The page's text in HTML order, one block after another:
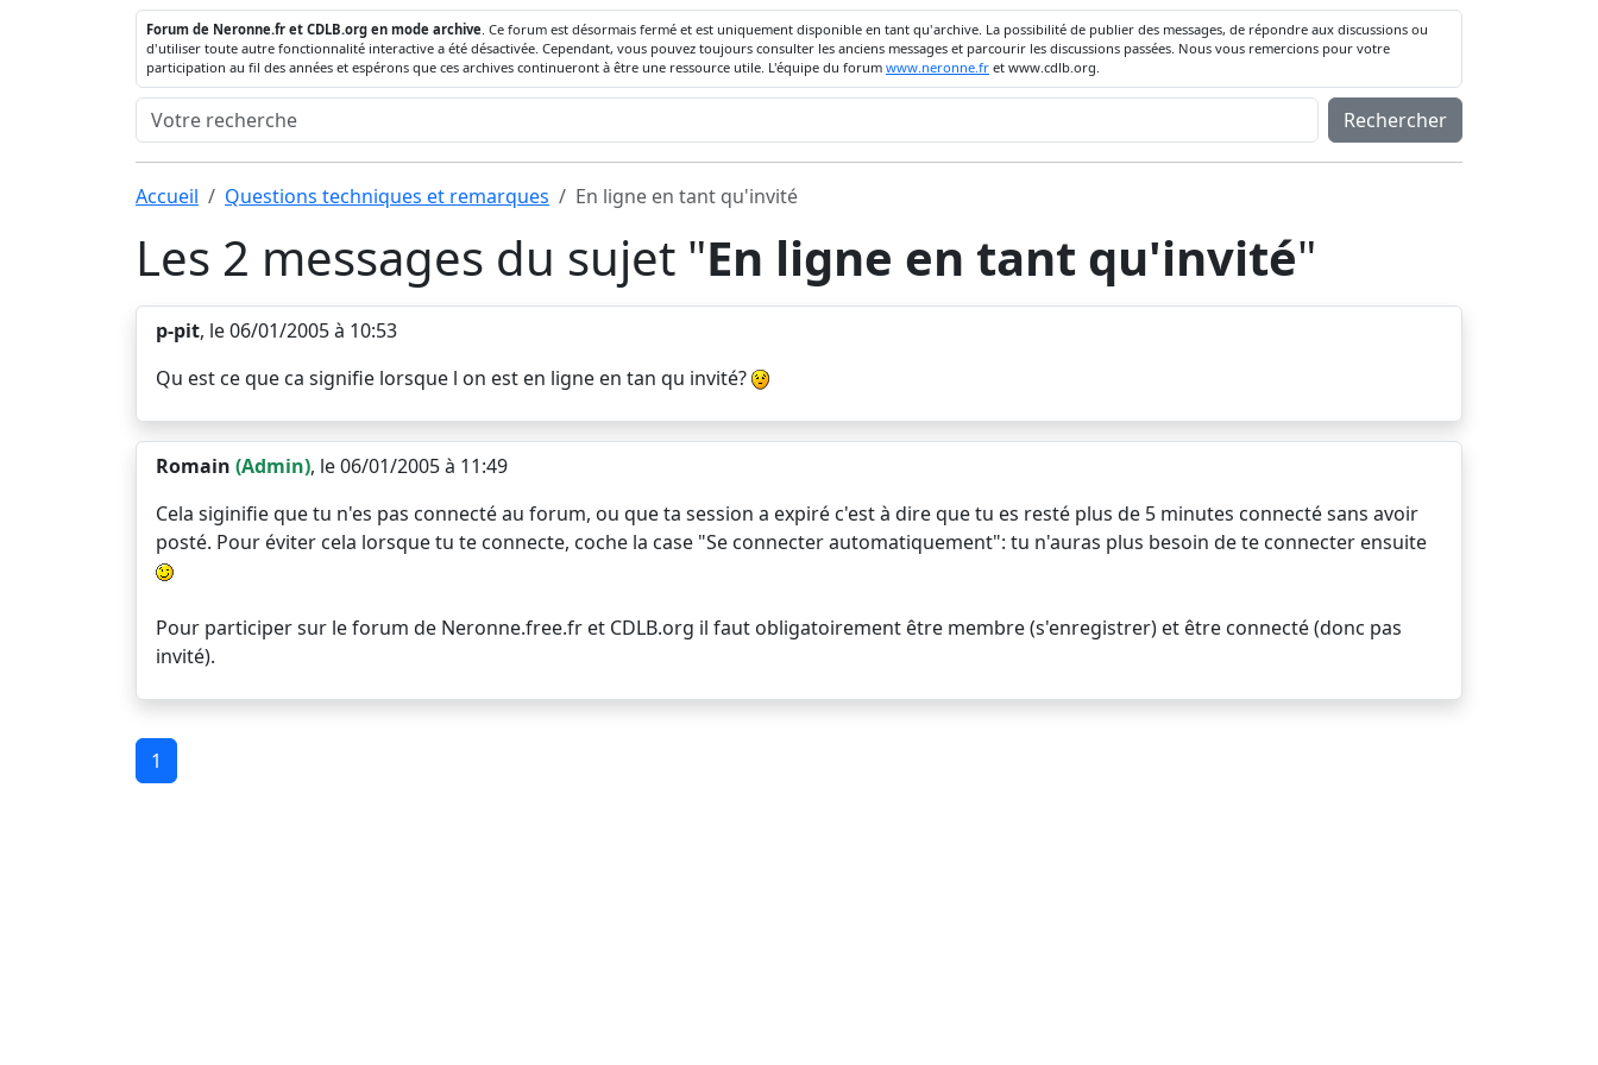
Forum de Neronne.fr et CDLB.org en mode archive. Ce forum est désormais fermé et est uniquement disponible en tant qu'archive. La possibilité de publier des messages, de répondre aux discussions ou
d'utiliser toute autre fonctionnalité interactive a été désactivée. Cependant, vous pouvez toujours consulter les anciens messages et parcourir les discussions passées. Nous vous remercions pour votre
participation au fil des années et espérons que ces archives continueront à être une ressource utile. L'équipe du forum www.neronne.fr et www.cdlb.org.
Rechercher
Accueil Questions techniques et remarques En ligne en tant qu'invité
Les 2 messages du sujet "En ligne en tant qu'invité"
p-pit, le 06/01/2005 à 10:53
Qu est ce que ca signifie lorsque l on est en ligne en tan qu invité?
Romain (Admin), le 06/01/2005 à 11:49
Cela siginifie que tu n'es pas connecté au forum, ou que ta session a expiré c'est à dire que tu es resté plus de 5 minutes connecté sans avoir
posté. Pour éviter cela lorsque tu te connecte, coche la case "Se connecter automatiquement": tu n'auras plus besoin de te connecter ensuite
Pour participer sur le forum de Neronne.free.fr et CDLB.org il faut obligatoirement être membre (s'enregistrer) et être connecté (donc pas
invité).
1